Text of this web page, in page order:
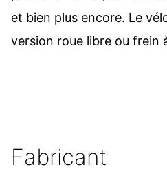
et bien plus encore. Le
version roue libre ou frein
Fabricant